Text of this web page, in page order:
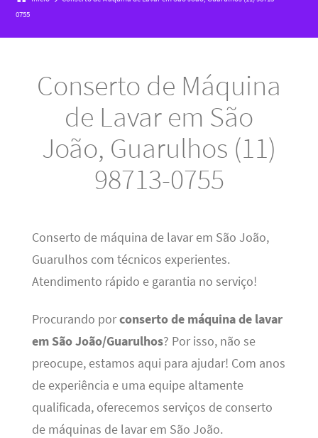
0755
Conserto de Máquina
de Lavar em São
João, Guarulhos (11)
98713-0755
Conserto de máquina de lavar em São João,
Guarulhos com técnicos experientes.
Atendimento rápido e garantia no serviço!
Procurando porconserto de máquina de lavar
em São João/Guarulhos? Por isso, não se
preocupe, estamos aqui para ajudar! Com anos
de experiência e uma equipe altamente
qualificada, oferecemos serviços de conserto
de máquinas de lavar em São João.